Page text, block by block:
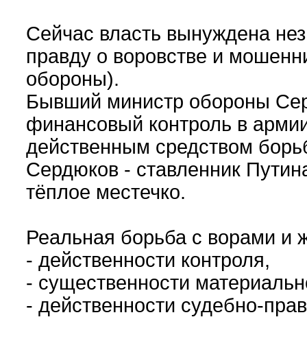
Сейчас власть вынуждена
правду о воровстве и
обороны).
Бывший министр обороны
финансовый контроль в
действенным средством
Сердюков - ставленник
тёплое местечко.
Реальная борьба с ворами и
- действенности контроля,
- существенности
- действенности судебно-